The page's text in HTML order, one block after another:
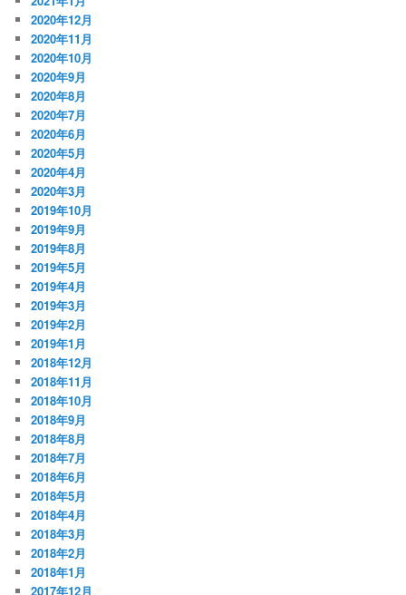
2020年12月
2020年11月
2020年10月
2020年9月
2020年8月
2020年7月
2020年6月
2020年5月
2020年4月
2020年3月
2019年10月
2019年9月
2019年8月
2019年5月
2019年4月
2019年3月
2019年2月
2019年1月
2018年12月
2018年11月
2018年10月
2018年9月
2018年8月
2018年7月
2018年6月
2018年5月
2018年4月
2018年3月
2018年2月
2018年1月
2017年12月